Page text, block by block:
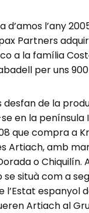
d’amos l’any
Partners
a la família
per uns
desfan de la
en la península
que compra a
Artiach, amb
o Chiquilín.
se situà com a
l’Estat espanyol
Artiach al